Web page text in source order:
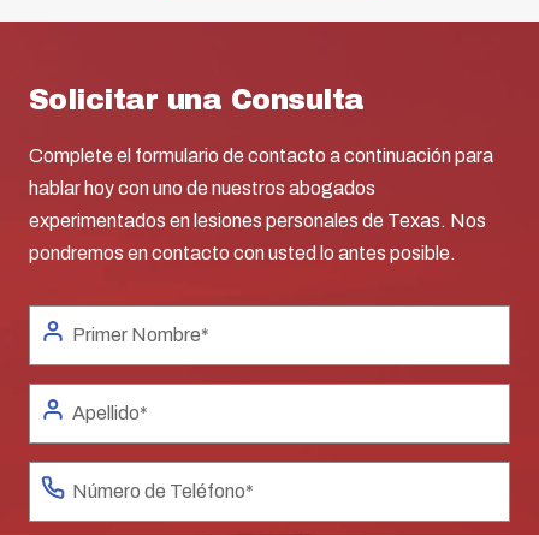
Solicitar una Consulta
Complete el formulario de contacto a continuación para
hablar hoy con uno de nuestros abogados
experimentados en lesiones personales de Texas. Nos
pondremos en contacto con usted lo antes posible.